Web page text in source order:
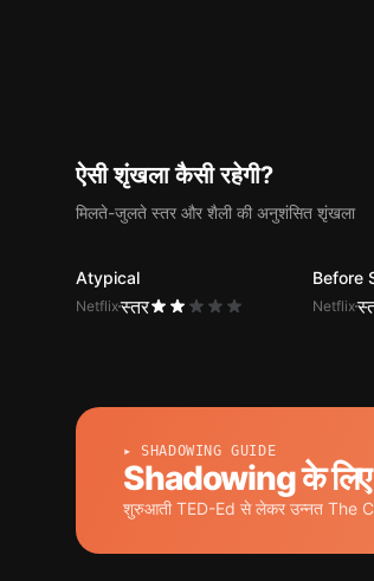
ऐसी शृंखला कैसी रहेगी?
मिलते-जुलते स्तर और शैली की अनुशंसित शृंखला
Atypical
Netflixस्तर
Before
Netflix
▸ SHADOWING GUIDE
Shadowing के लिए
शुरुआती TED-Ed से लेकर उन्नत The